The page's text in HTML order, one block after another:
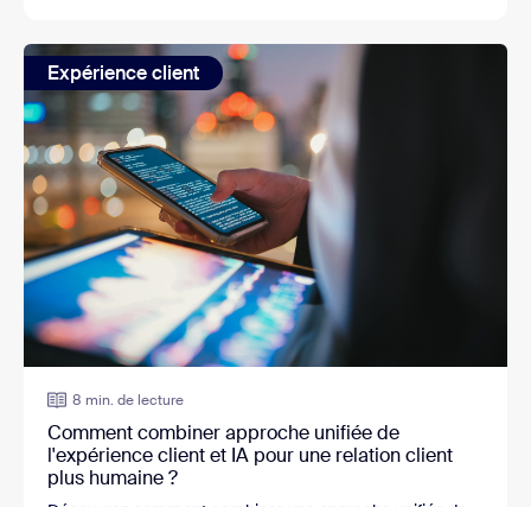
Expérience client
8 min. de lecture
Comment combiner approche unifiée de
l'expérience client et IA pour une relation client
plus humaine ?